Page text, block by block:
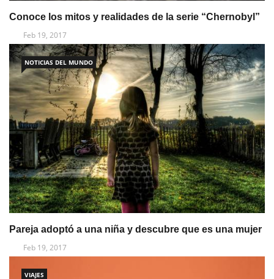
Conoce los mitos y realidades de la serie “Chernobyl”
Feb 19, 2017
NOTICIAS DEL MUNDO
Pareja adoptó a una niña y descubre que es una mujer
Feb 19, 2017
VIAJES